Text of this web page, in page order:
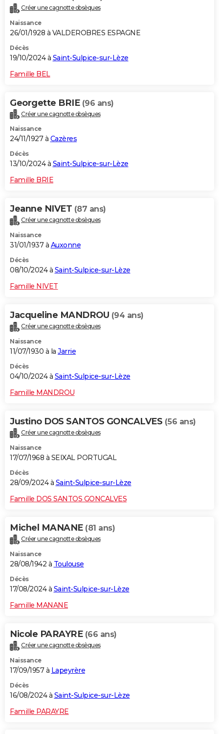
Créer une cagnotte obsèques
Naissance
26/01/1928 à VALDEROBRES ESPAGNE
Décès
19/10/2024 à Saint-Sulpice-sur-Lèze
Famille BEL
Georgette BRIE (96 ans)
Créer une cagnotte obsèques
Naissance
24/11/1927 à Cazères
Décès
13/10/2024 à Saint-Sulpice-sur-Lèze
Famille BRIE
Jeanne NIVET (87 ans)
Créer une cagnotte obsèques
Naissance
31/01/1937 à Auxonne
Décès
08/10/2024 à Saint-Sulpice-sur-Lèze
Famille NIVET
Jacqueline MANDROU (94 ans)
Créer une cagnotte obsèques
Naissance
11/07/1930 à la Jarrie
Décès
04/10/2024 à Saint-Sulpice-sur-Lèze
Famille MANDROU
Justino DOS SANTOS GONCALVES (56 ans)
Créer une cagnotte obsèques
Naissance
17/07/1968 à SEIXAL PORTUGAL
Décès
28/09/2024 à Saint-Sulpice-sur-Lèze
Famille DOS SANTOS GONCALVES
Michel MANANE (81 ans)
Créer une cagnotte obsèques
Naissance
28/08/1942 à Toulouse
Décès
17/08/2024 à Saint-Sulpice-sur-Lèze
Famille MANANE
Nicole PARAYRE (66 ans)
Créer une cagnotte obsèques
Naissance
17/09/1957 à Lapeyrère
Décès
16/08/2024 à Saint-Sulpice-sur-Lèze
Famille PARAYRE